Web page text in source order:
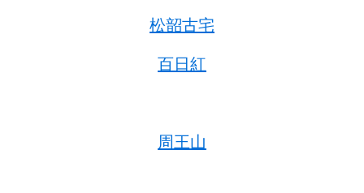
松韶古宅
百日紅
周王山